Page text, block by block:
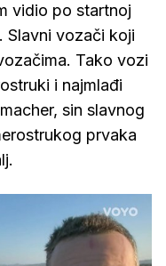
vidio po startnoj
Slavni vozači koji
Tako vozi
i najmlađi
sin slavnog
prvaka